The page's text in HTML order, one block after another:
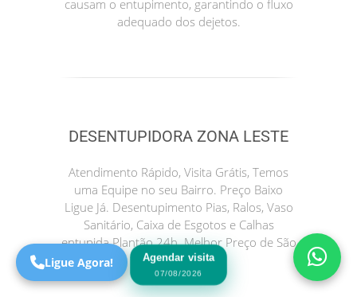
causam o entupimento, garantindo o fluxo
adequado dos dejetos.
DESENTUPIDORA ZONA LESTE
Atendimento Rápido, Visita Grátis, Temos
uma Equipe no seu Bairro. Preço Baixo
Ligue Já. Desentupimento Pias, Ralos, Vaso
Sanitário, Caixa de Esgotos e Calhas
entupida Plantão 24h. Melhor Preço de São
Paulo.
Agendar visita
07/08/2026
Precisa de Ajuda?
São Paulo! Precisa de
ajuda?
Online
Ligue Agora!